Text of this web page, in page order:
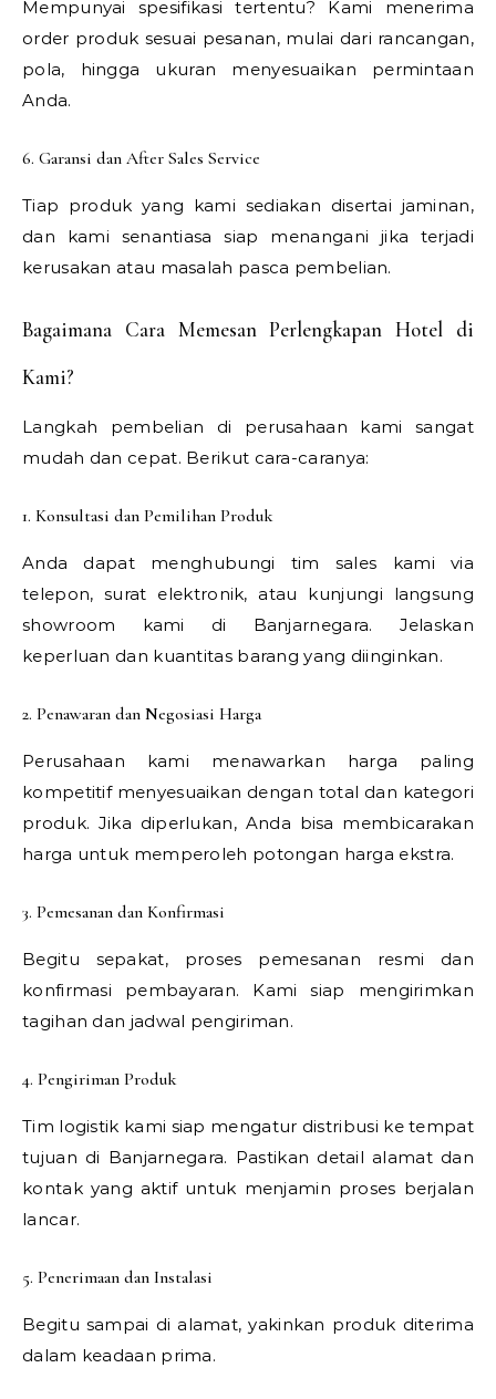
Mempunyai spesifikasi tertentu? Kami menerima
order produk sesuai pesanan, mulai dari rancangan,
pola, hingga ukuran menyesuaikan permintaan
Anda.
6. Garansi dan After Sales Service
Tiap produk yang kami sediakan disertai jaminan,
dan kami senantiasa siap menangani jika terjadi
kerusakan atau masalah pasca pembelian.
Bagaimana Cara Memesan Perlengkapan Hotel di
Kami?
Langkah pembelian di perusahaan kami sangat
mudah dan cepat. Berikut cara-caranya:
1. Konsultasi dan Pemilihan Produk
Anda dapat menghubungi tim sales kami via
telepon, surat elektronik, atau kunjungi langsung
showroom kami di Banjarnegara. Jelaskan
keperluan dan kuantitas barang yang diinginkan.
2. Penawaran dan Negosiasi Harga
Perusahaan kami menawarkan harga paling
kompetitif menyesuaikan dengan total dan kategori
produk. Jika diperlukan, Anda bisa membicarakan
harga untuk memperoleh potongan harga ekstra.
3. Pemesanan dan Konfirmasi
Begitu sepakat, proses pemesanan resmi dan
konfirmasi pembayaran. Kami siap mengirimkan
tagihan dan jadwal pengiriman.
4. Pengiriman Produk
Tim logistik kami siap mengatur distribusi ke tempat
tujuan di Banjarnegara. Pastikan detail alamat dan
kontak yang aktif untuk menjamin proses berjalan
lancar.
5. Penerimaan dan Instalasi
Begitu sampai di alamat, yakinkan produk diterima
dalam keadaan prima.